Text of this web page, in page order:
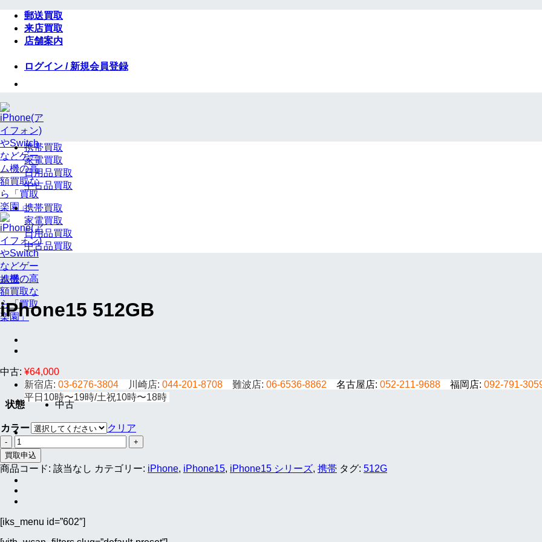
Skip
content
郵送買取
来店買取
店舗案内
ログイン / 新規会員登録
新宿店: 03-6276-3804 川崎店: 044-201-8708 難波店: 06-6536-8862 名古屋店: 052-211-9688 福岡店: 092-791-
平日10時〜19時/土祝10時〜18時
携帯買取
家電買取
日用品買取
中古品買取
携帯買取
家電買取
日用品買取
中古品買取
携帯
iPhone15 512GB
中古: ¥64,000
状態 中古
カラー
クリア
iPhone15
512GB
個
買取申込
商品コード: 該当なし カテゴリー: iPhone, iPhone15, iPhone15 シリーズ, 携帯 タグ: 512G
[iks_menu id=”602″]